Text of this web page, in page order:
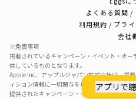
アプリで
よくある質問 /
利用規約 / プラ
会社
※免責事項
掲載されているキャンペーン・イベント・オー
供しているものとなります。
Apple Inc、アップルジャパン株式会社は、掲
ィション情報に一切関与をしておりません。
提供されたキャンペーン・イベント・オーデ